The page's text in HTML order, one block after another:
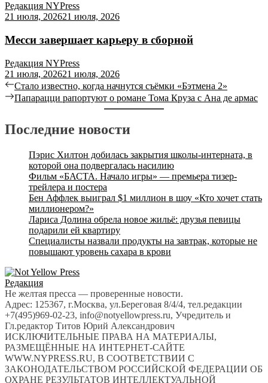
Редакция NYPress
21 июля, 202621 июля, 2026
Месси завершает карьеру в сборной
Редакция NYPress
21 июля, 202621 июля, 2026
Навигация
по
Previous
post:
Стало известно, когда начнутся съёмки «Бэтмена 2»
Next
Папарацци рапортуют о романе Тома Круза с Ана де армас
Последние новости
Пэрис Хилтон добилась закрытия школы-интерната, в
которой она подвергалась насилию
Фильм «БАСТА. Начало игры» — премьера тизер-
трейлера и постера
Бен Аффлек выиграл $1 миллион в шоу «Кто хочет стать
миллионером?»
Лариса Долина обрела новое жильё: друзья певицы
подарили ей квартиру
Специалисты назвали продукты на завтрак, которые не
повышают уровень сахара в крови
Редакция
Не желтая пресса — проверенные новости.
Адрес: 125367, г.Москва, ул.Береговая 8/4/4, тел.редакции
+7(495)969-02-23, info@notyellowpress.ru, Учредитель и
Гл.редактор Титов Юрий Александрович
ИСКЛЮЧИТЕЛЬНЫЕ ПРАВА НА МАТЕРИАЛЫ,
РАЗМЕЩЁННЫЕ НА ИНТЕРНЕТ-САЙТЕ
WWW.NYPRESS.RU, В СООТВЕТСТВИИ С
ЗАКОНОДАТЕЛЬСТВОМ РОССИЙСКОЙ ФЕДЕРАЦИИ ОБ
ОХРАНЕ РЕЗУЛЬТАТОВ ИНТЕЛЛЕКТУАЛЬНОЙ